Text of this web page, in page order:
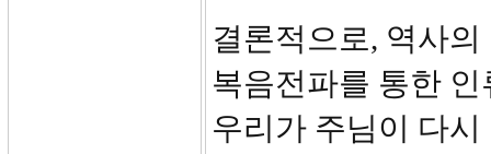
결론적으로, 역사
복음전파를 통한
우리가 주님이 다